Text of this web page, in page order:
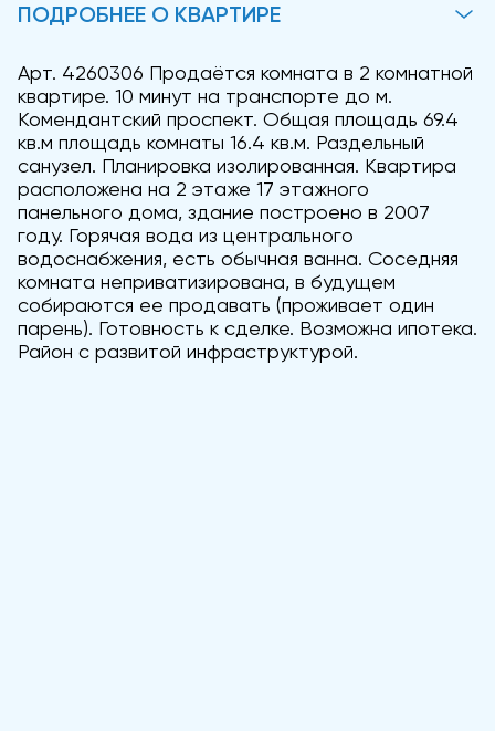
ПОДРОБНЕЕ О КВАРТИРЕ
Арт. 4260306 Продаётся комната в 2 комнатной
квартире. 10 минут на транспорте до м.
Комендантский проспект. Общая площадь 69.4
кв.м площадь комнаты 16.4 кв.м. Раздельный
санузел. Планировка изолированная. Квартира
расположена на 2 этаже 17 этажного
панельного дома, здание построено в 2007
году. Горячая вода из центрального
водоснабжения, есть обычная ванна. Соседняя
комната неприватизирована, в будущем
собираются ее продавать (проживает один
парень). Готовность к сделке. Возможна ипотека.
Район с развитой инфраструктурой.